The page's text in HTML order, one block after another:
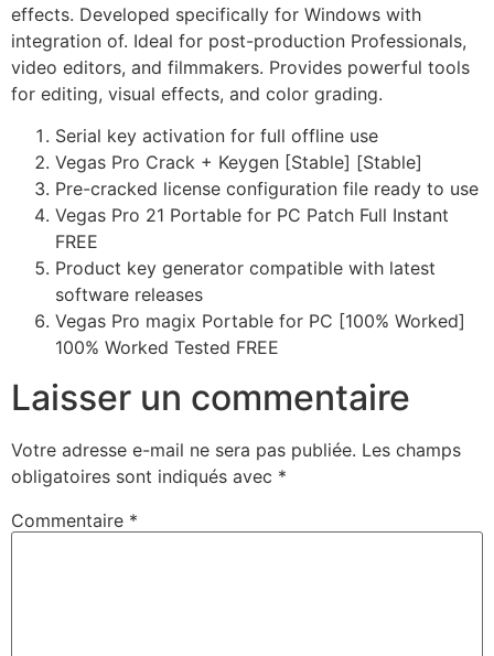
effects. Developed specifically for Windows with
integration of. Ideal for post-production Professionals,
video editors, and filmmakers. Provides powerful tools
for editing, visual effects, and color grading.
Serial key activation for full offline use
Vegas Pro Crack + Keygen [Stable] [Stable]
Pre-cracked license configuration file ready to use
Vegas Pro 21 Portable for PC Patch Full Instant
FREE
Product key generator compatible with latest
software releases
Vegas Pro magix Portable for PC [100% Worked]
100% Worked Tested FREE
Laisser un commentaire
Votre adresse e-mail ne sera pas publiée. Les champs
obligatoires sont indiqués avec *
Commentaire *